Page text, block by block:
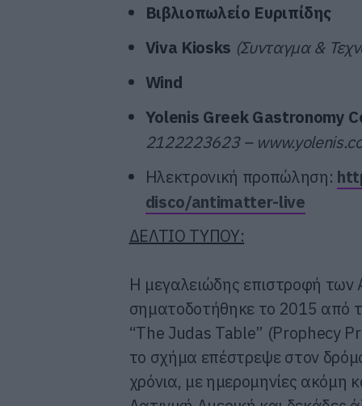
Βιβλιοπωλείο Ευριπίδης
Viva Kiosks (Συνταγμα &
Wind
Yolenis Greek Gastronomy
2122223623 –
Ηλεκτρονική προπώληση:
disco/antimatter-live
ΔΕΛΤΙΟ ΤΥΠΟΥ:
Η μεγαλειώδης επιστροφή
σηματοδοτήθηκε το 2015 από
“The Judas Table” (Prophecy
το σχήμα επέστρεψε στον
χρόνια, με ημερομηνίες ακόμη